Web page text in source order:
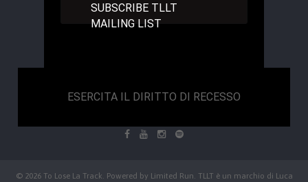
SUBSCRIBE TLLT
MAILING LIST
ESERCITA IL DIRITTO DI RECESSO
© 2026 To Lose La Track. Powered by Limited Run . TLLT è un marchio di Luca